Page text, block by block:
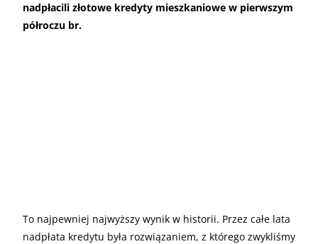
nadpłacili złotowe kredyty mieszkaniowe w pierwszym
półroczu br.
To najpewniej najwyższy wynik w historii. Przez całe lata
nadpłata kredytu była rozwiązaniem, z którego zwykliśmy